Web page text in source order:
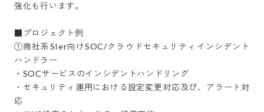
強化も行います。
■プロジェクト例
①商社系SIer向けSOC/クラウドセキュリティインシデント
ハンドラー
・SOCサービスのインシデントハンドリング
・セキュリティ運用における設定変更対応及び、アラート対
応